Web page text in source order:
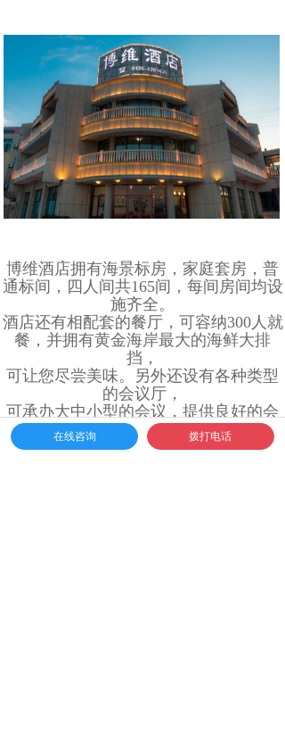
博维酒店拥有海景标房，家庭套房，普
通标间，四人间共165间，每间房间均设
施齐全。
酒店还有相配套的餐厅，可容纳300人就
餐，并拥有黄金海岸最大的海鲜大排
挡，
可让您尽尝美味。另外还设有各种类型
的会议厅，
可承办大中小型的会议，提供良好的会
议环境和优质服务。
在线咨询 拨打电话